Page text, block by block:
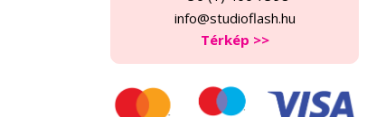
info@studioflash.hu
Térkép >>